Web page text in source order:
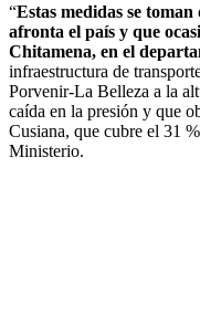
“Estas medidas se
afronta el país y que
Chitamena, en el
infraestructura de
Porvenir-La Belleza a la
caída en la presión y que
Cusiana, que cubre el 31
Ministerio.